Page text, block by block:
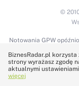
Notowania GPW
©
BiznesRadar.pl
strony wyrażasz zgodę
aktualnymi
więcej